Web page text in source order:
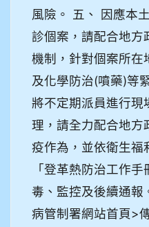
風險。 五、 因應本
診個案，請配合地方
機制，針對個案所在
及化學防治(噴藥)等
將不定期派員進行現
理，請全力配合地方
疫作為，並依衛生福
「登革熱防治工作
毒、監控及後續通報
病管制署網站首頁>